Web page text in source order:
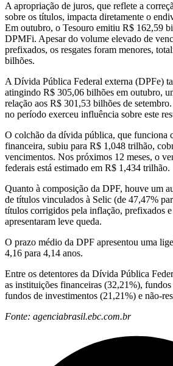
A apropriação de juros, que reflete a
sobre os títulos, impacta diretamente o
Em outubro, o Tesouro emitiu R$ 162,59
DPMFi. Apesar do volume elevado de
prefixados, os resgates foram menores,
bilhões.
A Dívida Pública Federal externa (DPFe)
atingindo R$ 305,06 bilhões em outubro,
relação aos R$ 301,53 bilhões de
no período exerceu influência sobre este
O colchão da dívida pública, que funciona
financeira, subiu para R$ 1,048 trilhão,
vencimentos. Nos próximos 12 meses, o
federais está estimado em R$ 1,434 trilhão.
Quanto à composição da DPF, houve um
de títulos vinculados à Selic (de 47,47%
títulos corrigidos pela inflação, prefixados
apresentaram leve queda.
O prazo médio da DPF apresentou uma
4,16 para 4,14 anos.
Entre os detentores da Dívida Pública
as instituições financeiras (32,21%),
fundos de investimentos (21,21%) e não-
Fonte: agenciabrasil.ebc.com.br